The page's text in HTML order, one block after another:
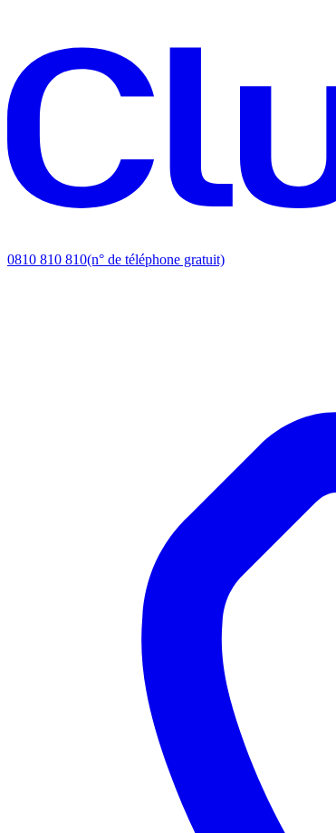
0810 810 810(n° de téléphone gratuit)